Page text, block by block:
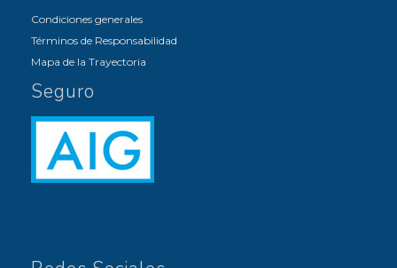
Condiciones generales
Términos de Responsabilidad
Mapa de la Trayectoria
Seguro